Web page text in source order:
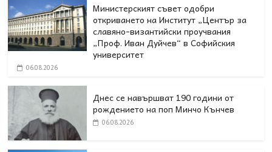
Министерският съвет одобри
откриването на Институт „Център за
славяно-византийски проучвания
„Проф. Иван Дуйчев“ в Софийския
университет
06.08.2026
Днес се навършват 190 години от
рождението на поп Минчо Кънчев
06.08.2026